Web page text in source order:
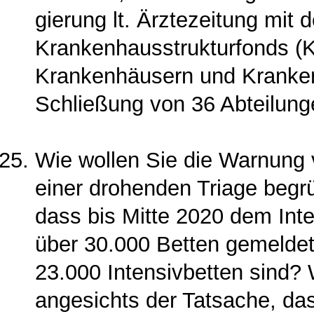
gierung lt. Ärztezeitung mit
Krankenhausstrukturfonds
Krankenhäusern und
Schließung von 36
Wie wollen Sie die
einer drohenden Triage
dass bis Mitte 2020 dem
über 30.000 Betten
23.000 Intensivbetten sind?
angesichts der Tat­sache,